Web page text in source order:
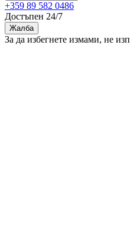
+359 89 582 0486
Достъпен 24/7
Жалба
За да избегнете измами, не